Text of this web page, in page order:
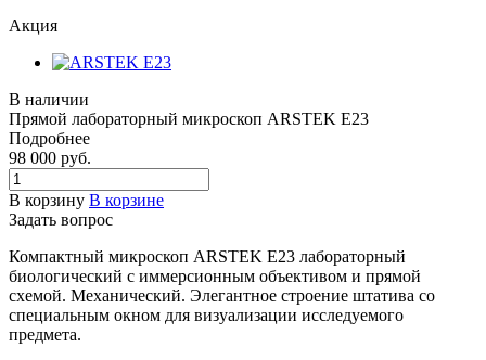
Акция
В наличии
Прямой лабораторный микроскоп ARSTEK E23
Подробнее
98 000 руб.
В корзину В корзине
Задать вопрос
Компактный микроскоп ARSTEK E23 лабораторный
биологический c иммерсионным объективом и прямой
схемой. Механический. Элегантное строение штатива со
специальным окном для визуализации исследуемого
предмета.